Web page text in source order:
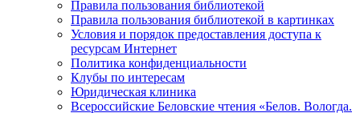
Правила пользования библиотекой
Правила пользования библиотекой в картинках
Условия и порядок предоставления доступа к
ресурсам Интернет
Политика конфиденциальности
Клубы по интересам
Юридическая клиника
Всероссийские Беловские чтения «Белов. Вологда.